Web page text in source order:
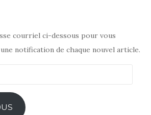
courriel ci-dessous pour vous
notification de chaque nouvel article.